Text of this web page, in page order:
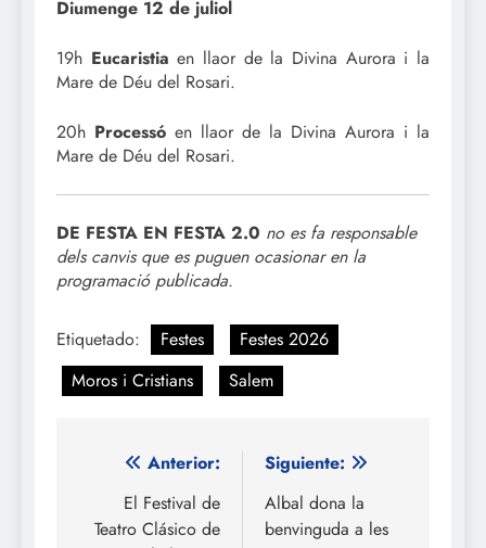
Diumenge 12 de juliol
19h Eucaristia en llaor de la Divina Aurora i la
Mare de Déu del Rosari.
20h Processó en llaor de la Divina Aurora i la
Mare de Déu del Rosari.
DE FESTA EN FESTA 2.0 no es fa responsable
dels canvis que es puguen ocasionar en la
programació publicada.
Etiquetado: Festes
Festes 2026
Moros i Cristians
Salem
Navegación
Anterior:
El Festival de
Teatro Clásico de
Siguiente:
Albal dona la
benvinguda a les